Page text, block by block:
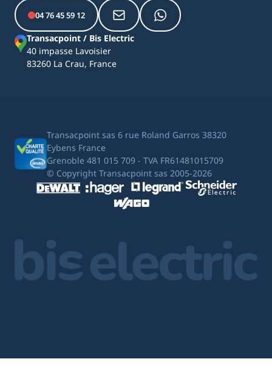
04 76 45 59 12
Transacpoint / Bis Electric
40 impasse Lavoisier
83260 La Crau, France
Transacpoint sas 6 rue Roland Garros 38320
Eybens France
Grenoble 481 015 709 - TVA FR61481015709
© Copyright Transacpoint sas 2005-2026